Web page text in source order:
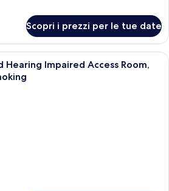
Scopri i prezzi per le tue date
Camera d'albergo con un letto
Hearing Impaired Access Room,